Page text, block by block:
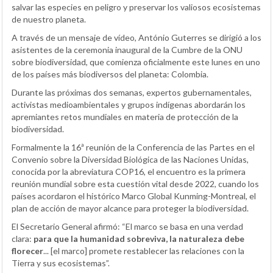
salvar las especies en peligro y preservar los valiosos ecosistemas
de nuestro planeta.
A través de un mensaje de vídeo, António Guterres se dirigió a los
asistentes de la ceremonia inaugural de la Cumbre de la ONU
sobre biodiversidad, que comienza oficialmente este lunes en uno
de los países más biodiversos del planeta: Colombia.
Durante las próximas dos semanas, expertos gubernamentales,
activistas medioambientales y grupos indígenas abordarán los
apremiantes retos mundiales en materia de protección de la
biodiversidad.
Formalmente la 16ª reunión de la Conferencia de las Partes en el
Convenio sobre la Diversidad Biológica de las Naciones Unidas,
conocida por la abreviatura COP16, el encuentro es la primera
reunión mundial sobre esta cuestión vital desde 2022, cuando los
países acordaron el histórico Marco Global Kunming-Montreal, el
plan de acción de mayor alcance para proteger la biodiversidad.
El Secretario General afirmó: “El marco se basa en una verdad
clara: para que la humanidad sobreviva, la naturaleza debe
florecer... [el marco] promete restablecer las relaciones con la
Tierra y sus ecosistemas”.